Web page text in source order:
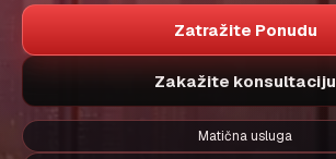
Zatražite Ponudu
Zakažite konsultaciju
Matična usluga